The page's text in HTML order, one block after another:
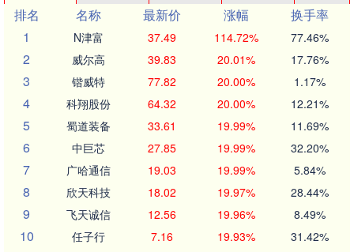
排名
名称 最新价 涨幅
换手率
1
N津富 37.49 114.72% 77.46%
2 威尔高 39.83 20.01% 17.76%
3 锴威特 77.82 20.00% 1.17%
4 科翔股份 64.32 20.00% 12.21%
5 蜀道装备 33.61 19.99% 11.69%
6 中巨芯 27.85 19.99% 32.20%
7 广哈通信 19.03 19.99% 5.84%
8 欣天科技 18.02 19.97% 28.44%
9 飞天诚信 12.56 19.96% 8.49%
10 任子行 7.16 19.93% 31.42%